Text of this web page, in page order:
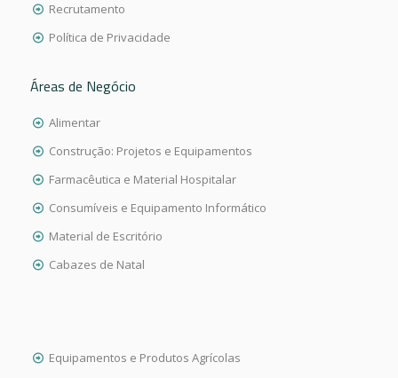
Recrutamento
Política de Privacidade
Áreas de Negócio
Alimentar
Construção: Projetos e Equipamentos
Farmacêutica e Material Hospitalar
Consumíveis e Equipamento Informático
Material de Escritório
Cabazes de Natal
Equipamentos e Produtos Agrícolas